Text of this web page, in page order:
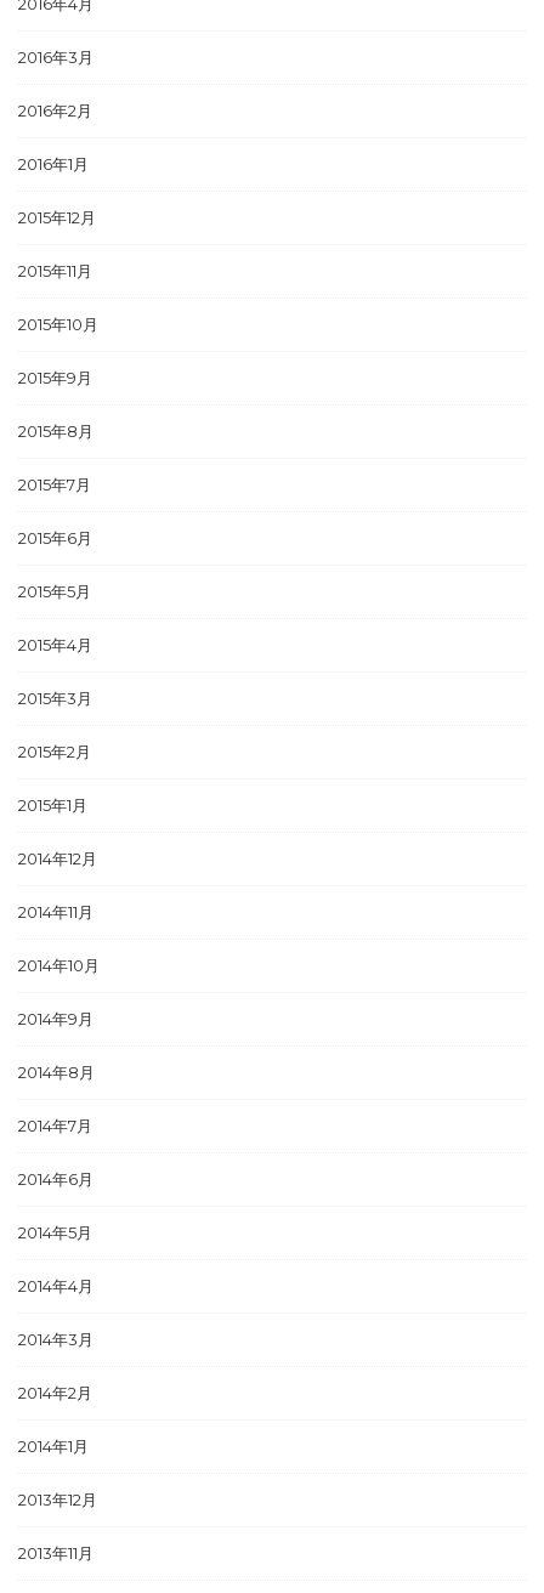
2016年3月
2016年2月
2016年1月
2015年12月
2015年11月
2015年10月
2015年9月
2015年8月
2015年7月
2015年6月
2015年5月
2015年4月
2015年3月
2015年2月
2015年1月
2014年12月
2014年11月
2014年10月
2014年9月
2014年8月
2014年7月
2014年6月
2014年5月
2014年4月
2014年3月
2014年2月
2014年1月
2013年12月
2013年11月